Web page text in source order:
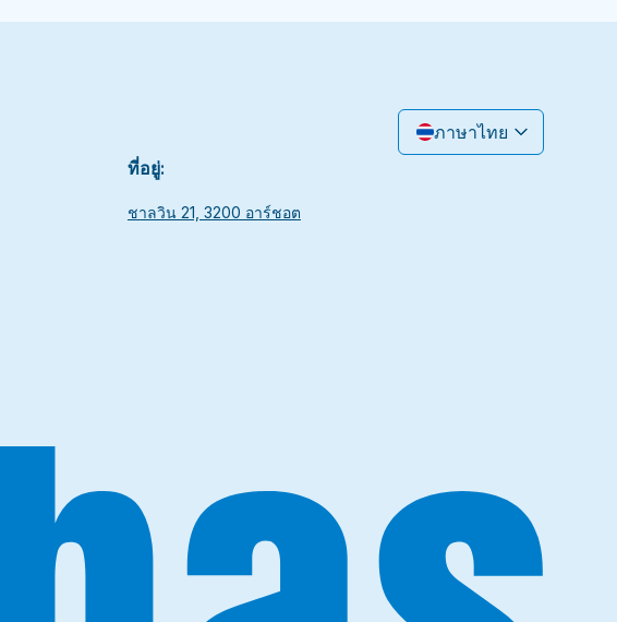
ภาษาไทย
ที่อยู่:
ชาลวิน 21, 3200 อาร์ชอต